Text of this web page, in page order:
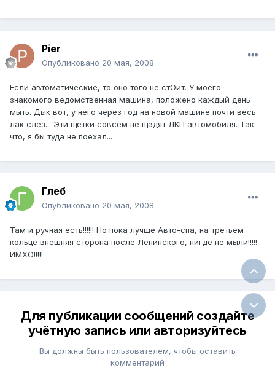
Pier
Опубликовано 20 мая, 2008
Если автоматические, то оно того не стОит. У моего
знакомого ведомственная машина, положено каждый день
мыть. Дык вот, у него через год на новой машине почти весь
лак слез... Эти щетки совсем не щадят ЛКП автомобиля. Так
что, я бы туда не поехал...
Глеб
Опубликовано 20 мая, 2008
Там и ручная есть!!!!!! Но пока лучше Авто-спа, на третьем
кольце внешняя сторона после Ленинского, нигде не мыли!!!!!
ИМХО!!!!!
Для публикации сообщений создайте
учётную запись или авторизуйтесь
Вы должны быть пользователем, чтобы оставить
комментарий